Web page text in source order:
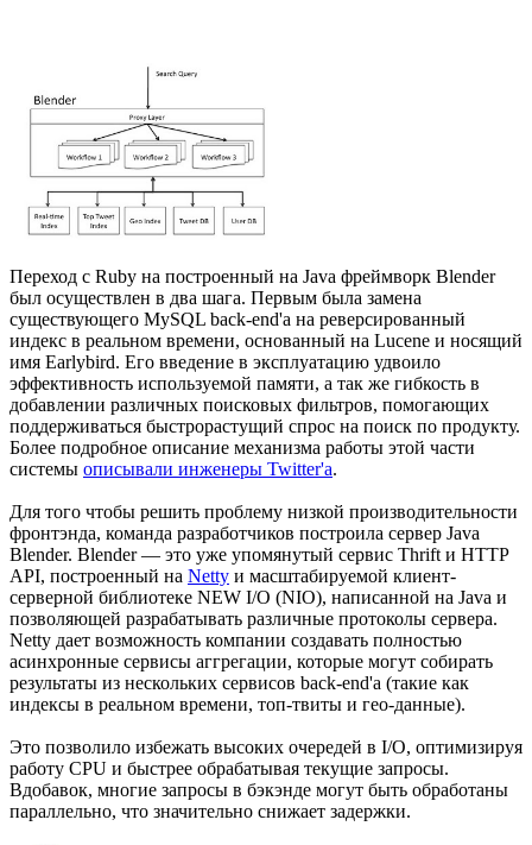
Переход с Ruby на построенный на Java фреймворк Blender
был осуществлен в два шага. Первым была замена
существующего MySQL back-end'а на реверсированный
индекс в реальном времени, основанный на Lucene и носящий
имя Earlybird. Его введение в эксплуатацию удвоило
эффективность используемой памяти, а так же гибкость в
добавлении различных поисковых фильтров, помогающих
поддерживаться быстрорастущий спрос на поиск по продукту.
Более подробное описание механизма работы этой части
системы описывали инженеры Twitter'а.
Для того чтобы решить проблему низкой производительности
фронтэнда, команда разработчиков построила сервер Java
Blender. Blender — это уже упомянутый сервис Thrift и HTTP
API, построенный на Netty и масштабируемой клиент-
серверной библиотеке NEW I/O (NIO), написанной на Java и
позволяющей разрабатывать различные протоколы сервера.
Netty дает возможность компании создавать полностью
асинхронные сервисы аггрегации, которые могут собирать
результаты из нескольких сервисов back-end'а (такие как
индексы в реальном времени, топ-твиты и гео-данные).
Это позволило избежать высоких очередей в I/O, оптимизируя
работу CPU и быстрее обрабатывая текущие запросы.
Вдобавок, многие запросы в бэкэнде могут быть обработаны
параллельно, что значительно снижает задержки.